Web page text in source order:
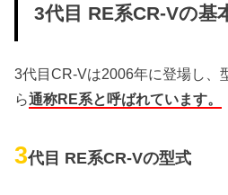
3代目 RE系CR-Vの基
3代目CR-Vは2006年に登場し、
ら通称RE系と呼ばれています。
3代目 RE系CR-Vの型式